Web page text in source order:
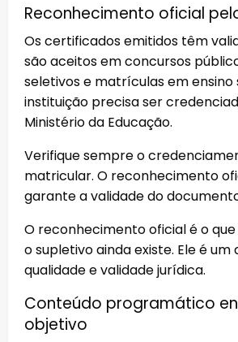
Reconhecimento oficial
Os certificados emitidos têm
são aceitos em concursos
seletivos e matrículas em ensino
instituição precisa ser
Ministério da Educação.
Verifique sempre o
matricular. O reconhecimento
garante a validade do
O reconhecimento oficial é o
o supletivo ainda existe. Ele é
qualidade e validade jurídica.
Conteúdo programático
objetivo